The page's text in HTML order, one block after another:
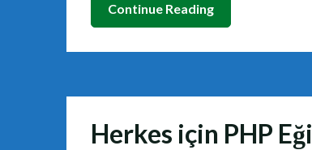
Continue Reading
Herkes için PHP